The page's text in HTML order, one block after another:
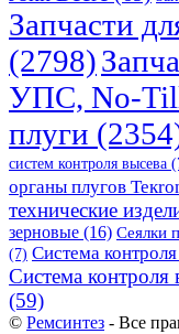
Запчасти
(2798)
УПС, No-
плуги
систем контроля высева
органы плугов
технические
зерновые (16) Сеялки
(7) Система
Система контроля
(59)
© Ремсинтез - Все